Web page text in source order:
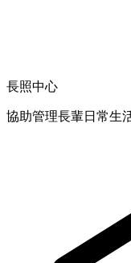
長照中心
協助管理長輩日常生